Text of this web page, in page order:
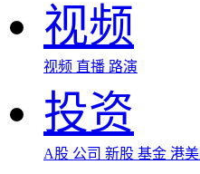
视频
视频 直播 路演
投资
A股 公司 新股 基金 港